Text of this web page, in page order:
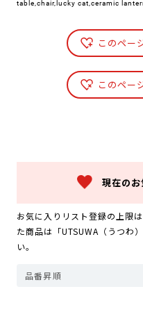
table,chair,lucky cat,ceramic
このペー
このペー
現在のお
お気に入りリスト登録の上限
た商品は「UTSUWA（うつわ
い。